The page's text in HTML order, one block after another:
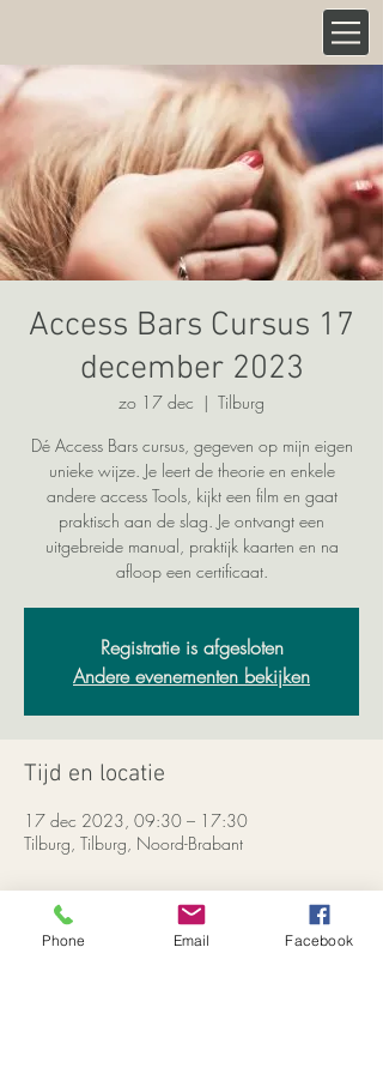
Access Bars Cursus 17
december 2023
zo 17 dec
  |
Tilburg
Dé Access Bars cursus, gegeven op mijn eigen
unieke wijze. Je leert de theorie en enkele
andere access Tools, kijkt een film en gaat
praktisch aan de slag. Je ontvangt een
uitgebreide manual, praktijk kaarten en na
afloop een certificaat.
Registratie is afgesloten
Andere evenementen bekijken
Tijd en locatie
17 dec 2023, 09:30 – 17:30
Tilburg, Tilburg, Noord-Brabant
Meer informatie
Phone Email Facebook